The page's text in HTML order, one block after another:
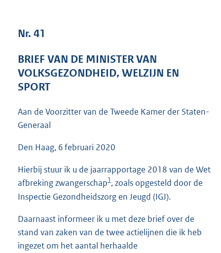
e
:
b
Nr. 41
BRIEF VAN DE MINISTER VAN
VOLKSGEZONDHEID, WELZIJN EN
SPORT
Aan de Voorzitter van de Tweede Kamer der Staten-
Generaal
Den Haag, 6 februari 2020
Hierbij stuur ik u de jaarrapportage 2018 van de Wet
afbreking zwangerschap1, zoals opgesteld door de
Inspectie Gezondheidszorg en Jeugd (IGJ).
Daarnaast informeer ik u met deze brief over de
stand van zaken van de twee actielijnen die ik heb
ingezet om het aantal herhaalde